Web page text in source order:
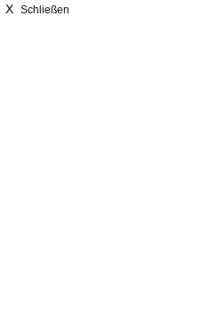
X Schließen